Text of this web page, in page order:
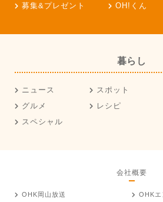
募集&プレゼント
OH!くん
暮らし
ニュース スポット
グルメ
レシピ
スペシャル
会社概要
OHK岡山放送
OHKエ